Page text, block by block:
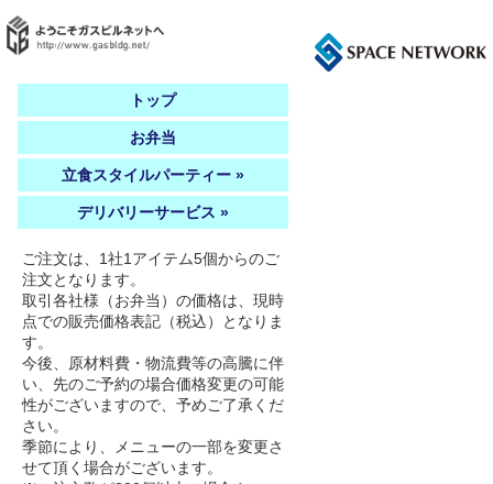
トップ
お弁当
立食スタイルパーティー »
デリバリーサービス »
ご注文は、1社1アイテム5個からのご
注文となります。
取引各社様（お弁当）の価格は、現時
点での販売価格表記（税込）となりま
す。
今後、原材料費・物流費等の高騰に伴
い、先のご予約の場合価格変更の可能
性がございますので、予めご了承くだ
さい。
季節により、メニューの一部を変更さ
せて頂く場合がございます。